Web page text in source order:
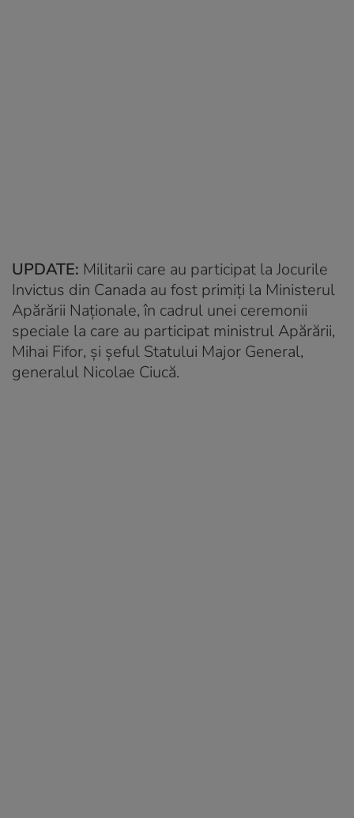
UPDATE: Militarii care au participat la Jocurile
Invictus din Canada au fost primiți la Ministerul
Apărării Naționale, în cadrul unei ceremonii
speciale la care au participat ministrul Apărării,
Mihai Fifor, şi şeful Statului Major General,
generalul Nicolae Ciucă.